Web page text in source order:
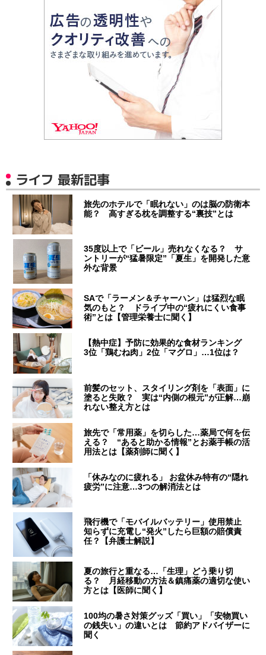
ライフ 最新記事
旅先のホテルで「眠れない」のは脳の防衛本
能？ 高すぎる枕を調整する“裏技”とは
35度以上で「ビール」売れなくなる？ サ
ントリーが“猛暑限定”「夏生」を開発した意
外な背景
SAで「ラーメン＆チャーハン」は猛烈な眠
気のもと？ ドライブ中の“疲れにくい食事
術”とは【管理栄養士に聞く】
【熱中症】予防に効果的な食材ランキング
3位「鶏むね肉」2位「マグロ」…1位は？
前髪のセット、スタイリング剤を「表面」に
塗ると失敗？ 実は“内側の根元”が正解…崩
れない整え方とは
旅先で「常用薬」を切らした…薬局で何を伝
える？ “あると助かる情報”とお薬手帳の活
用法とは【薬剤師に聞く】
「休みなのに疲れる」 お盆休み特有の“隠れ
疲労”に注意…3つの解消法とは
飛行機で「モバイルバッテリー」使用禁止
知らずに充電し“発火”したら巨額の賠償責
任？【弁護士解説】
夏の旅行と重なる…「生理」どう乗り切
る？ 月経移動の方法＆鎮痛薬の適切な使い
方とは【医師に聞く】
100均の暑さ対策グッズ「買い」「安物買い
の銭失い」の違いとは 節約アドバイザーに
聞く